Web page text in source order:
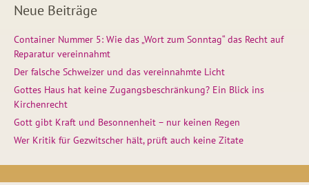
Neue Beiträge
Container Nummer 5: Wie das „Wort zum Sonntag“ das Recht auf
Reparatur vereinnahmt
Der falsche Schweizer und das vereinnahmte Licht
Gottes Haus hat keine Zugangsbeschränkung? Ein Blick ins
Kirchenrecht
Gott gibt Kraft und Besonnenheit – nur keinen Regen
Wer Kritik für Gezwitscher hält, prüft auch keine Zitate